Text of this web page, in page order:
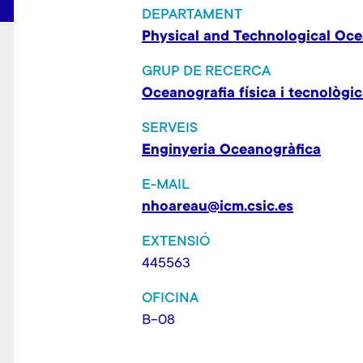
DEPARTAMENT
Physical and Technological
GRUP DE RECERCA
Oceanografia física i
SERVEIS
Enginyeria Oceanogràfica
E-MAIL
nhoareau@icm.csic.es
EXTENSIÓ
445563
OFICINA
B-08